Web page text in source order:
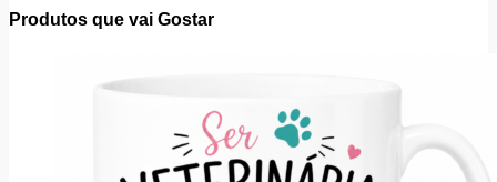
Produtos que vai Gostar